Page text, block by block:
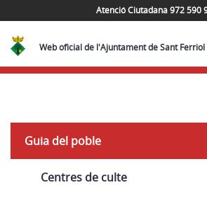
Atenció Ciutadana 972 590
Web oficial de l'Ajuntament de Sant Ferriol
Navega
Guia del poble
Centres de culte